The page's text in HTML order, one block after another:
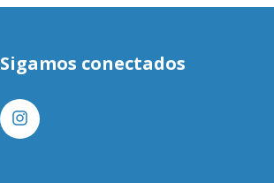
Sigamos conectados